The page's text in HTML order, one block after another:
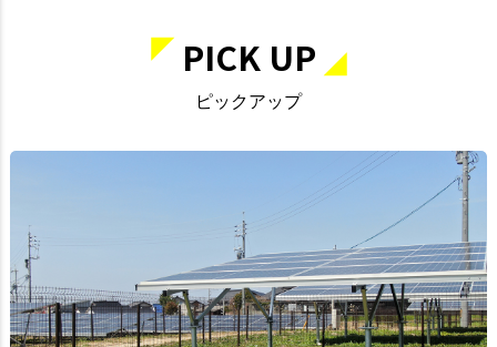
PICK UP
ピックアップ